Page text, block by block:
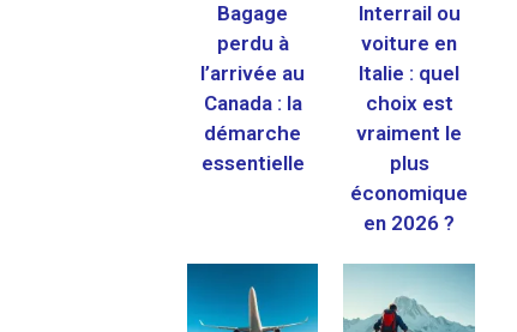
Bagage
perdu à
l’arrivée au
Canada : la
démarche
essentielle
Interrail ou
voiture en
Italie : quel
choix est
vraiment le
plus
économique
en 2026 ?